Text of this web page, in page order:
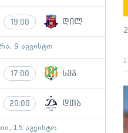
19:00 დილ
9 აგვისტო
17:00 სმგ
20:00 დთბ
15 აგვისტო